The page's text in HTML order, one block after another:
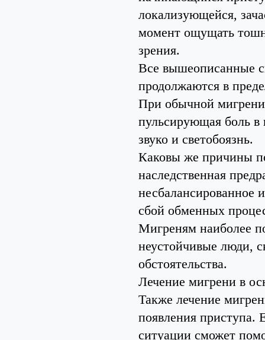
локализующейся,
момент ощущать
зрения.
Все вышеописанные
продолжаются в
При обычной мигрени
пульсирующая боль в
звуко и светобоязнь.
Каковы же причины
наследственная
несбалансированное
сбой обменных
Мигреням наиболее
неустойчивые люди,
обстоятельства.
Лечение мигрени в
Также лечение
появления приступа.
ситуации сможет